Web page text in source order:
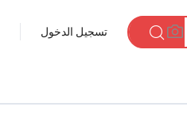
تسجيل الدخول